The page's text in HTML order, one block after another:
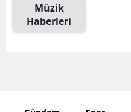
Müzik
Haberleri